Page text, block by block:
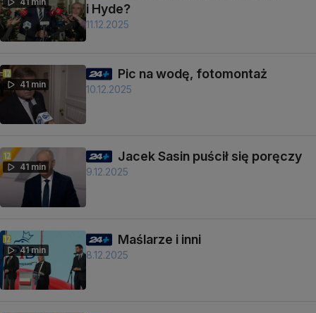
i Hyde?
11.12.2025
41 min
Pic na wodę, fotomontaż
10.12.2025
41 min
Jacek Sasin puścił się poręczy
9.12.2025
41 min
Maślarze i inni
8.12.2025